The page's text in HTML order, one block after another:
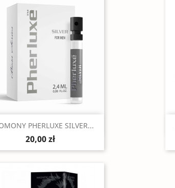
Szybki podgląd
PHERLUXE SILVER...
20,00 zł